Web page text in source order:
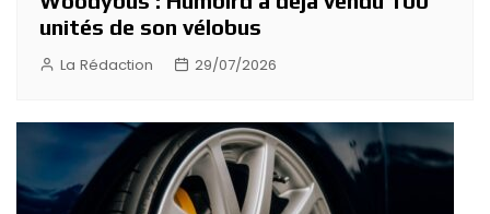
unités de son vélobus
La Rédaction 29/07/2026